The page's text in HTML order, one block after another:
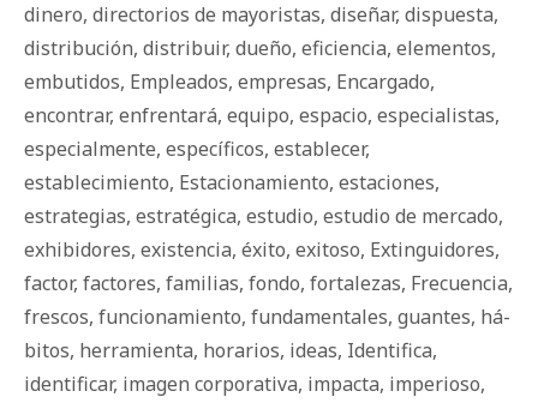
dinero, directorios de mayoristas, diseñar, dispuesta,
distribución, distribuir, dueño, eficiencia, elementos,
embutidos, Empleados, empresas, Encargado,
encontrar, enfrentará, equipo, espacio, especialistas,
especialmente, específicos, establecer,
establecimiento, Estacionamiento, estaciones,
estrategias, estratégica, estudio, estudio de mercado,
exhibidores, existencia, éxito, exitoso, Extinguidores,
factor, factores, familias, fondo, fortalezas, Frecuencia,
frescos, funcionamiento, fundamentales, guantes, há­
bi­tos, herramienta, horarios, ideas, Identifica,
identificar, imagen corporativa, impacta, imperioso,